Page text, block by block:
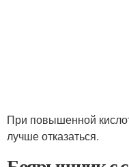
При повышенной
лучше отказаться.